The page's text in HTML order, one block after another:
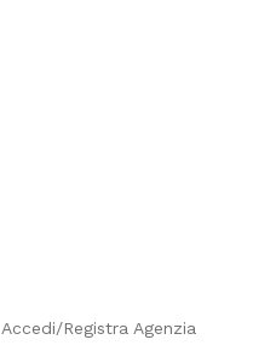
Accedi/Registra Agenzia